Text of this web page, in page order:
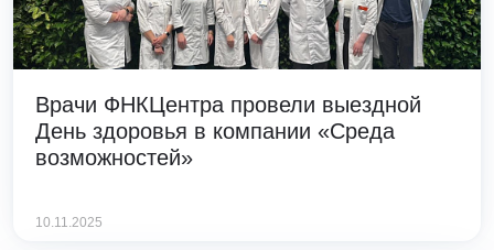
Врачи ФНКЦентра провели выездной
День здоровья в компании «Среда
возможностей»
10.11.2025